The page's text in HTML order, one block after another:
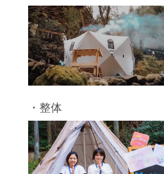
・整体